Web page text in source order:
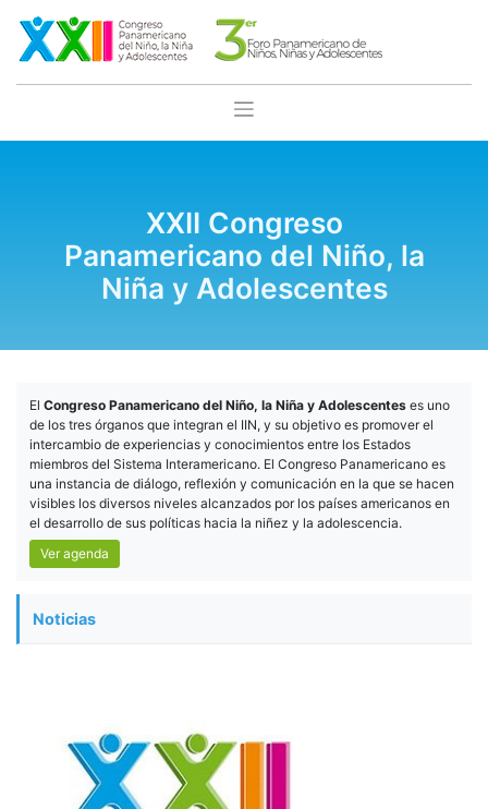
contenido
XXII Congreso
Panamericano del Niño, la
Niña y Adolescentes
El Congreso Panamericano del Niño, la Niña y Adolescentes es uno
de los tres órganos que integran el IIN, y su objetivo es promover el
intercambio de experiencias y conocimientos entre los Estados
miembros del Sistema Interamericano. El Congreso Panamericano es
una instancia de diálogo, reflexión y comunicación en la que se hacen
visibles los diversos niveles alcanzados por los países americanos en
el desarrollo de sus políticas hacia la niñez y la adolescencia.
Ver agenda
Noticias